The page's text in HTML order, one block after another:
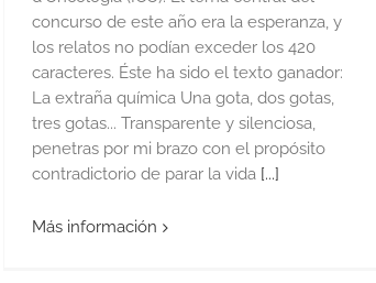
concurso de este año era la esperanza, y
los relatos no podían exceder los 420
caracteres. Éste ha sido el texto ganador:
La extraña química Una gota, dos gotas,
tres gotas... Transparente y silenciosa,
penetras por mi brazo con el propósito
contradictorio de parar la vida [...]
Más información